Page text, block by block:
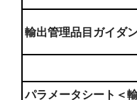
輸出管理品目ガイダ
パラメータシート＜